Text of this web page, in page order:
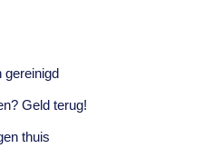
Geld terug!
thuis